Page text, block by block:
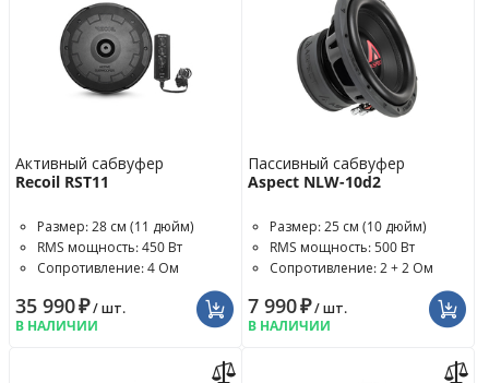
Активный сабвуфер
Recoil RST11
Размер: 28 см (11 дюйм)
RMS мощность: 450 Вт
Сопротивление: 4 Ом
35 990₽/ шт.
В НАЛИЧИИ
Пассивный сабвуфер
Aspect NLW-10d2
Размер: 25 см (10 дюйм)
RMS мощность: 500 Вт
Сопротивление: 2 + 2 Ом
7 990₽/ шт.
В НАЛИЧИИ